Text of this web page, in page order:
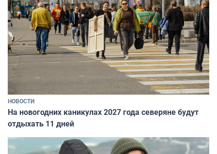
НОВОСТИ
На новогодних каникулах 2027 года северяне будут
отдыхать 11 дней